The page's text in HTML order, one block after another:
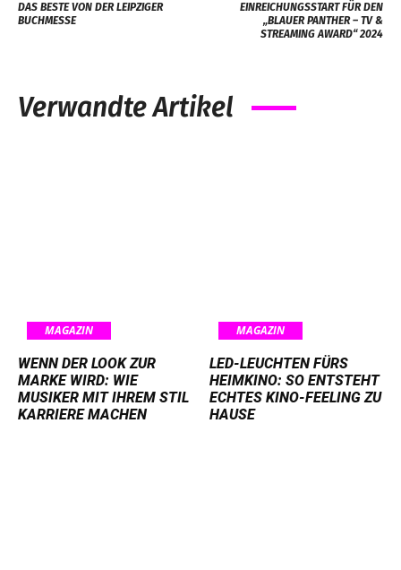
DAS BESTE VON DER LEIPZIGER
BUCHMESSE
EINREICHUNGSSTART FÜR DEN
„BLAUER PANTHER – TV &
STREAMING AWARD“ 2024
Verwandte Artikel
MAGAZIN
WENN DER LOOK ZUR
MARKE WIRD: WIE
MUSIKER MIT IHREM STIL
KARRIERE MACHEN
MAGAZIN
LED-LEUCHTEN FÜRS
HEIMKINO: SO ENTSTEHT
ECHTES KINO-FEELING ZU
HAUSE